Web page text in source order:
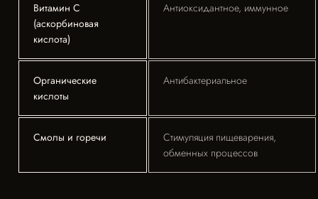
Витамин С
(аскорбиновая
кислота)
Антиоксидантное, иммунное
Органические
кислоты
Антибактериальное
Смолы и горечи
Стимуляция пищеварения,
обменных процессов